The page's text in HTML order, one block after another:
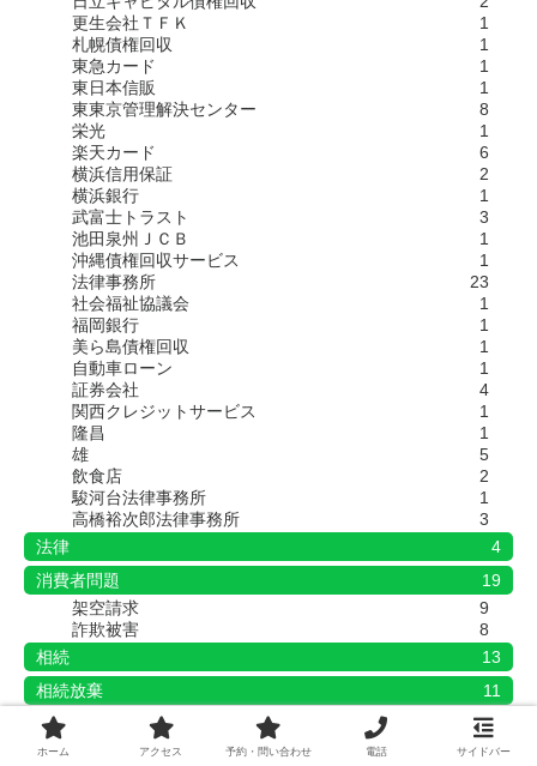
更生会社ＴＦＫ
1
札幌債権回収
1
東急カード
1
東日本信販
1
東東京管理解決センター
8
栄光
1
楽天カード
6
横浜信用保証
2
横浜銀行
1
武富士トラスト
3
池田泉州ＪＣＢ
1
沖縄債権回収サービス
1
法律事務所
23
社会福祉協議会
1
福岡銀行
1
美ら島債権回収
1
自動車ローン
1
証券会社
4
関西クレジットサービス
1
隆昌
1
雄
5
飲食店
2
駿河台法律事務所
1
高橋裕次郎法律事務所
3
法律
4
消費者問題
19
架空請求
9
詐欺被害
8
相続
13
相続放棄
11
自己破産
44
裁判
55
ホーム アクセス 予約・問い合わせ 電話 サイドバー